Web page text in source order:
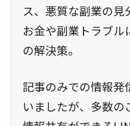
ス、悪質な副業の
お金や副業トラブル
の解決策。
記事のみでの情報発
いましたが、多数